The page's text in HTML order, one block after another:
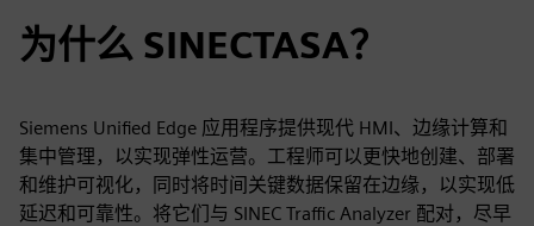
为什么 SINECTASA？
Siemens Unified Edge 应用程序提供现代 HMI、边缘计算和
集中管理，以实现弹性运营。工程师可以更快地创建、部署
和维护可视化，同时将时间关键数据保留在边缘，以实现低
延迟和可靠性。将它们与 SINEC Traffic Analyzer 配对，尽早